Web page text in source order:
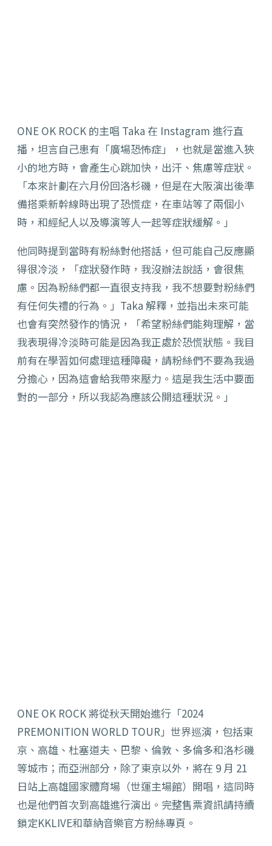
ONE OK ROCK 的主唱 Taka 在 Instagram 進行直
播，坦言自己患有「廣場恐怖症」，也就是當進入狹
小的地方時，會產生心跳加快，出汗、焦慮等症狀。
「本來計劃在六月份回洛杉磯，但是在大阪演出後準
備搭乘新幹線時出現了恐慌症，在車站等了兩個小
時，和經紀人以及導演等人一起等症狀緩解。」
他同時提到當時有粉絲對他搭話，但可能自己反應顯
得很冷淡，「症狀發作時，我沒辦法說話，會很焦
慮。因為粉絲們都一直很支持我，我不想要對粉絲們
有任何失禮的行為。」Taka 解釋，並指出未來可能
也會有突然發作的情況，「希望粉絲們能夠理解，當
我表現得冷淡時可能是因為我正處於恐慌狀態。我目
前有在學習如何處理這種障礙，請粉絲們不要為我過
分擔心，因為這會給我帶來壓力。這是我生活中要面
對的一部分，所以我認為應該公開這種狀況。」
ONE OK ROCK 將從秋天開始進行「2024
PREMONITION WORLD TOUR」世界巡演，包括東
京、高雄、杜塞道夫、巴黎、倫敦、 多倫多和洛杉磯
等城市；而亞洲部分，除了東京以外，將在 9 月 21
日站上高雄國家體育場（世運主場館）開唱， 這同時
也是他們首次到高雄進行演出。 完整售票資訊請持續
鎖定KKLIVE和華納音樂官方粉絲專頁。